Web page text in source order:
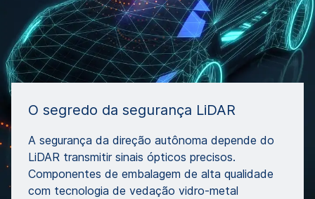
O segredo da segurança LiDAR
A segurança da direção autônoma depende do
LiDAR transmitir sinais ópticos precisos.
Componentes de embalagem de alta qualidade
com tecnologia de vedação vidro-metal